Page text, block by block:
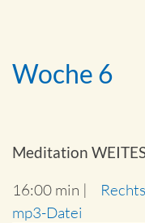
Woche 6
Meditation
16:00 min |
mp3-Datei